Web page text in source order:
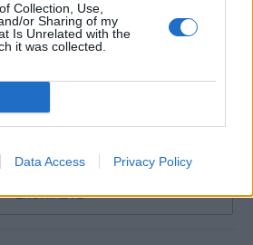
Collection, Use,
or Sharing of my
Is Unrelated with the
it was collected.
Data Access Privacy Policy
με πληροφορίες, η Super
την Επιτροπή των ειδικών το
10.000 θεατές και με
αριθμό γίνονται
ΣΧΟΛΙΑΣΤΕ